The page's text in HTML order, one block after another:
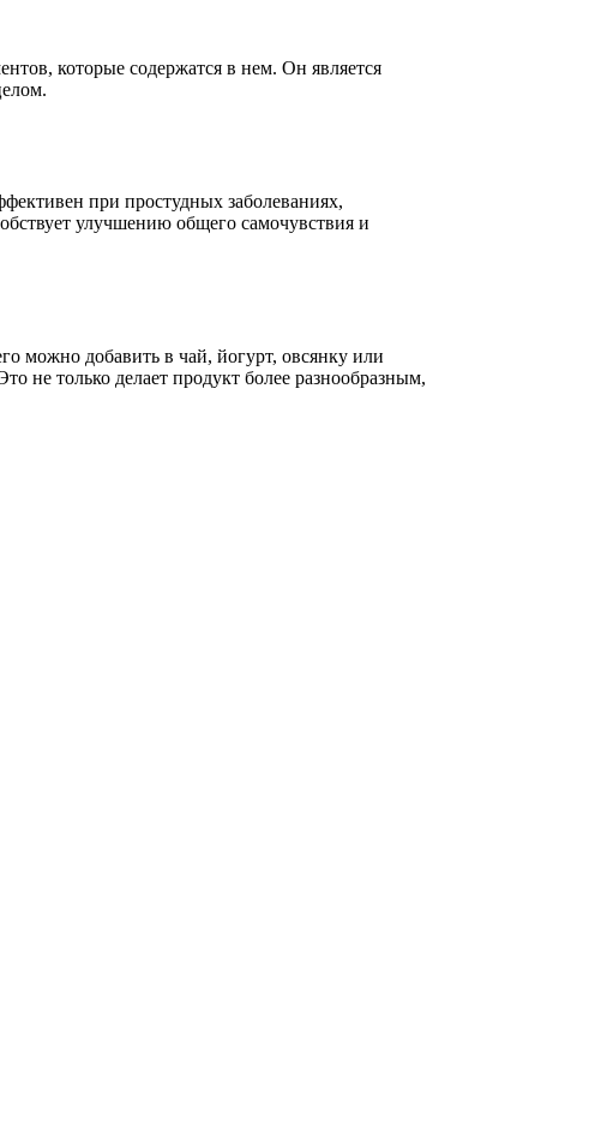
которые содержатся в нем. Он является
при простудных заболеваниях,
улучшению общего самочувствия и
можно добавить в чай, йогурт, овсянку или
не только делает продукт более разнообразным,